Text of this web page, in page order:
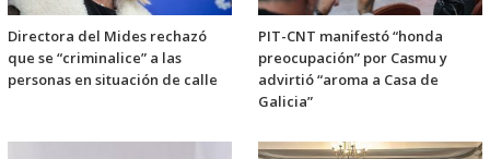
Directora del Mides rechazó
que se “criminalice” a las
personas en situación de calle
PIT-CNT manifestó “honda
preocupación” por Casmu y
advirtió “aroma a Casa de
Galicia”